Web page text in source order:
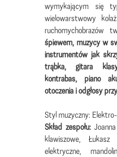
wymykającym się
wielowarstwowy
ruchomychobrazów
śpiewem, muzycy w
instrumentów jak
trąbka, gitara
kontrabas, piano
otoczenia i odgłosy
Styl muzyczny:
Skład zespołu:
klawiszowe,
elektryczne,